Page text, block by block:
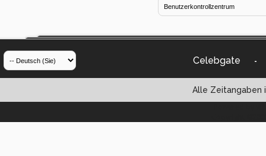
Celebgate -
Alle Zeitangaben